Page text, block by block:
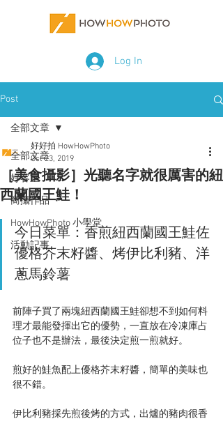
Log In
Post
全部文章
好客室
商攝作品
HowHowPhoto 小學堂
活動記事
全部文章
［美食攝影］光聽名字就很厲害的紐
西蘭國王鮭！
好好拍 HowHowPhoto
Oct 23, 2019
今日菜單：香煎紐西蘭國王鮭佐
優格芥末籽醬、烤伊比利豬、洋
蔥馬鈴薯
前陣子買了兩塊紐西蘭國王鮭卻想不到如何料
理才最能發揮出它的優勢，一直放在冷凍庫占
位子也不是辦法，最後決定煎一煎就好。
煎好的鮭魚配上優格芥末籽醬，簡單的美味也
很不錯。
伊比利豬採先煎後烤的方式，出爐的豬肉很香